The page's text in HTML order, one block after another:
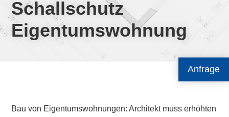
Anfrage
Schallschutz
Eigentumswohnung
Bau von Eigentumswohnungen: Architekt muss erhöhten